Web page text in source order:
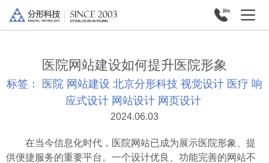
医院网站建设如何提升医院形象
标签： 医院 网站建设 北京分形科技 视觉设计 医疗 响
应式设计 网站设计 网页设计
2024.06.03
在当今信息化时代，医院网站已成为展示医院形象、提
供便捷服务的重要平台。一个设计优良、功能完善的网站不